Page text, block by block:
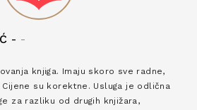
- -
knjiga. Imaju skoro sve radne,
su korektne. Usluga je odlična
za razliku od drugih knjižara,